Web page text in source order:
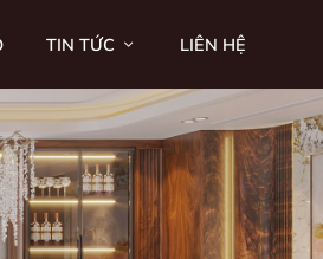
TIN TỨC LIÊN HỆ